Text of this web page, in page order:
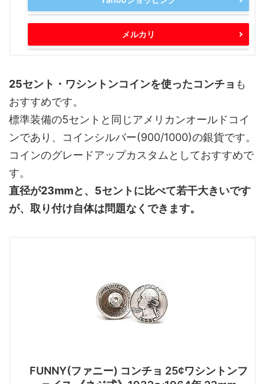
メルカリ
25セント・ワシントンコインを使ったコンチョ も
おすすめです。
標準装備の5セントと同じアメリカンオールドコイ
ンであり、コインシルバー(900/1000)の銀貨です。
コインのグレードアップカスタムとしておすすめで
す。
直径が23mmと、5セントに比べて若干大きいです
が、取り付け自体は問題なくできます。
FUNNY(ファニー) コンチョ 25¢ワシントンフ